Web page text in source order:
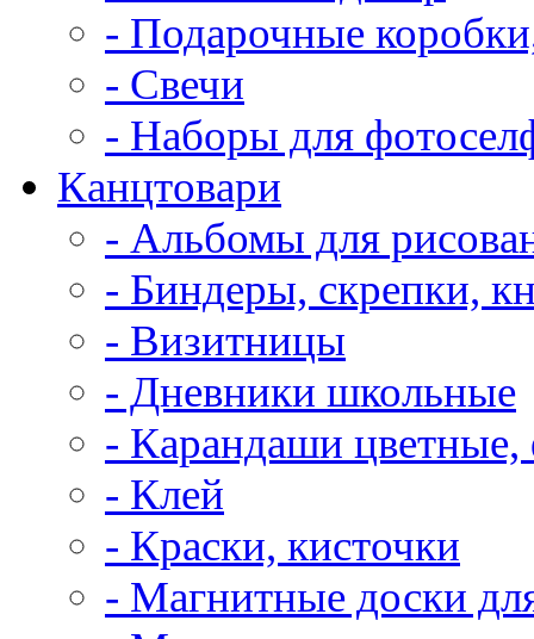
- Подарочные
- Свечи
- Наборы для
Канцтовари
- Альбомы для
- Биндеры, скрепки,
- Визитницы
- Дневники школьные
- Карандаши цветные,
- Клей
- Краски, кисточки
- Магнитные доски